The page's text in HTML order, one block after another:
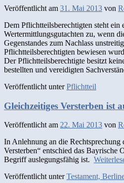
Veröffentlicht am 31. Mai 2013 von
Dem Pflichtteilsberechtigten steht ein
Wertermittlungsgutachten zu, wenn
Gegenstandes zum Nachlass
Pflichtteilsberechtigten bewiesen
Der Pflichtteilsberechtigte besitzt
bestellten und vereidigten
Veröffentlicht unter Pflichtteil
Gleichzeitiges Versterben ist
Veröffentlicht am 22. Mai 2013 von
In Anlehnung an die
Versterben“ entschied das Bayrische
Begriff auslegungsfähig ist.
Veröffentlicht unter Testament,